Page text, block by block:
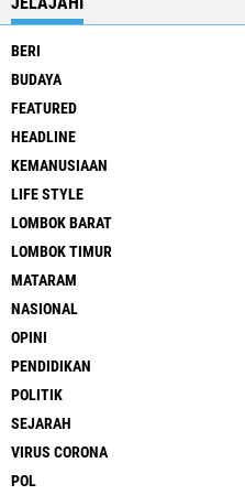
BERI
BUDAYA
FEATURED
HEADLINE
KEMANUSIAAN
LIFE STYLE
LOMBOK BARAT
LOMBOK TIMUR
MATARAM
NASIONAL
OPINI
PENDIDIKAN
POLITIK
SEJARAH
VIRUS CORONA
POL